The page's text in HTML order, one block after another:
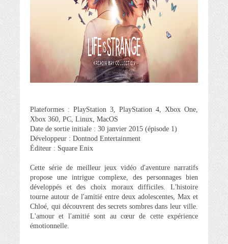
Plateformes : PlayStation 3, PlayStation 4, Xbox One,
Xbox 360, PC, Linux, MacOS
Date de sortie initiale : 30 janvier 2015 (épisode 1)
Développeur : Dontnod Entertainment
Éditeur : Square Enix
Cette série de meilleur jeux vidéo d'aventure narratifs
propose une intrigue complexe, des personnages bien
développés et des choix moraux difficiles. L'histoire
tourne autour de l'amitié entre deux adolescentes, Max et
Chloé, qui découvrent des secrets sombres dans leur ville.
L'amour et l'amitié sont au cœur de cette expérience
émotionnelle.